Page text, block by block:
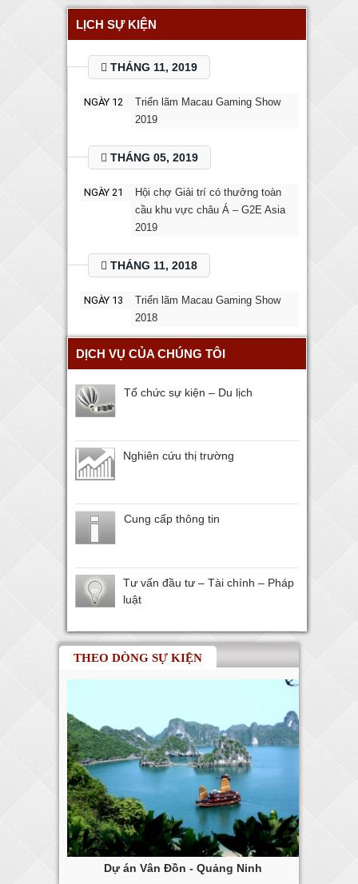
LỊCH SỰ KIỆN
THÁNG 11, 2019
NGÀY 12
Triển lãm Macau Gaming Show
2019
THÁNG 05, 2019
NGÀY 21
Hội chợ Giải trí có thưởng toàn
cầu khu vực châu Á – G2E Asia
2019
THÁNG 11, 2018
NGÀY 13
Triển lãm Macau Gaming Show
2018
DỊCH VỤ CỦA CHÚNG TÔI
Tổ chức sự kiện – Du lịch
Nghiên cứu thị trường
Cung cấp thông tin
Tư vấn đầu tư – Tài chính – Pháp
luật
THEO DÒNG SỰ KIỆN
Dự án Vân Đồn - Quảng Ninh